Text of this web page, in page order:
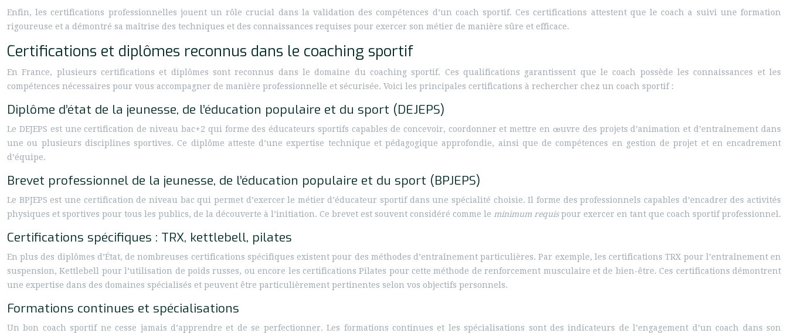
Enfin, les certifications professionnelles jouent un rôle crucial dans la validation des compétences d’un coach sportif. Ces certifications attestent que le coach a suivi une formation
rigoureuse et a démontré sa maîtrise des techniques et des connaissances requises pour exercer son métier de manière sûre et efficace.
Certifications et diplômes reconnus dans le coaching sportif
En France, plusieurs certifications et diplômes sont reconnus dans le domaine du coaching sportif. Ces qualifications garantissent que le coach possède les connaissances et les
compétences nécessaires pour vous accompagner de manière professionnelle et sécurisée. Voici les principales certifications à rechercher chez un coach sportif :
Diplôme d’état de la jeunesse, de l’éducation populaire et du sport (DEJEPS)
Le DEJEPS est une certification de niveau bac+2 qui forme des éducateurs sportifs capables de concevoir, coordonner et mettre en œuvre des projets d’animation et d’entraînement dans
une ou plusieurs disciplines sportives. Ce diplôme atteste d’une expertise technique et pédagogique approfondie, ainsi que de compétences en gestion de projet et en encadrement
d’équipe.
Brevet professionnel de la jeunesse, de l’éducation populaire et du sport (BPJEPS)
Le BPJEPS est une certification de niveau bac qui permet d’exercer le métier d’éducateur sportif dans une spécialité choisie. Il forme des professionnels capables d’encadrer des activités
physiques et sportives pour tous les publics, de la découverte à l’initiation. Ce brevet est souvent considéré comme le minimum requispour exercer en tant que coach sportif professionnel.
Certifications spécifiques : TRX, kettlebell, pilates
En plus des diplômes d’État, de nombreuses certifications spécifiques existent pour des méthodes d’entraînement particulières. Par exemple, les certifications TRX pour l’entraînement en
suspension, Kettlebell pour l’utilisation de poids russes, ou encore les certifications Pilates pour cette méthode de renforcement musculaire et de bien-être. Ces certifications démontrent
une expertise dans des domaines spécialisés et peuvent être particulièrement pertinentes selon vos objectifs personnels.
Formations continues et spécialisations
Un bon coach sportif ne cesse jamais d’apprendre et de se perfectionner. Les formations continues et les spécialisations sont des indicateurs de l’engagement d’un coach dans son